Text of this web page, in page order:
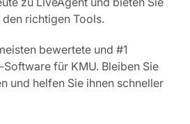
richtigen Tools.
bewertete und #1
für KMU. Bleiben Sie
und helfen Sie ihnen schneller